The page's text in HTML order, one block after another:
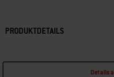
PRODUKTDETAILS
Details